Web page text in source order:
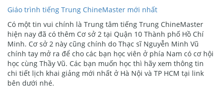
Giáo trình tiếng Trung ChineMaster mới nhất
Có một tin vui chính là Trung tâm tiếng Trung ChineMaster
hiện nay đã có thêm Cơ sở 2 tại Quận 10 Thành phố Hồ Chí
Minh. Cơ sở 2 này cũng chính do Thạc sĩ Nguyễn Minh Vũ
chính tay mở ra để cho các bạn học viên ở phía Nam có cơ hội
học cùng Thầy Vũ. Các bạn muốn học thì hãy xem thông tin
chi tiết lịch khai giảng mới nhất ở Hà Nội và TP HCM tại link
bên dưới nhé.